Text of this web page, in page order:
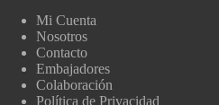
Mi Cuenta
Nosotros
Contacto
Embajadores
Colaboración
Política de Privacidad